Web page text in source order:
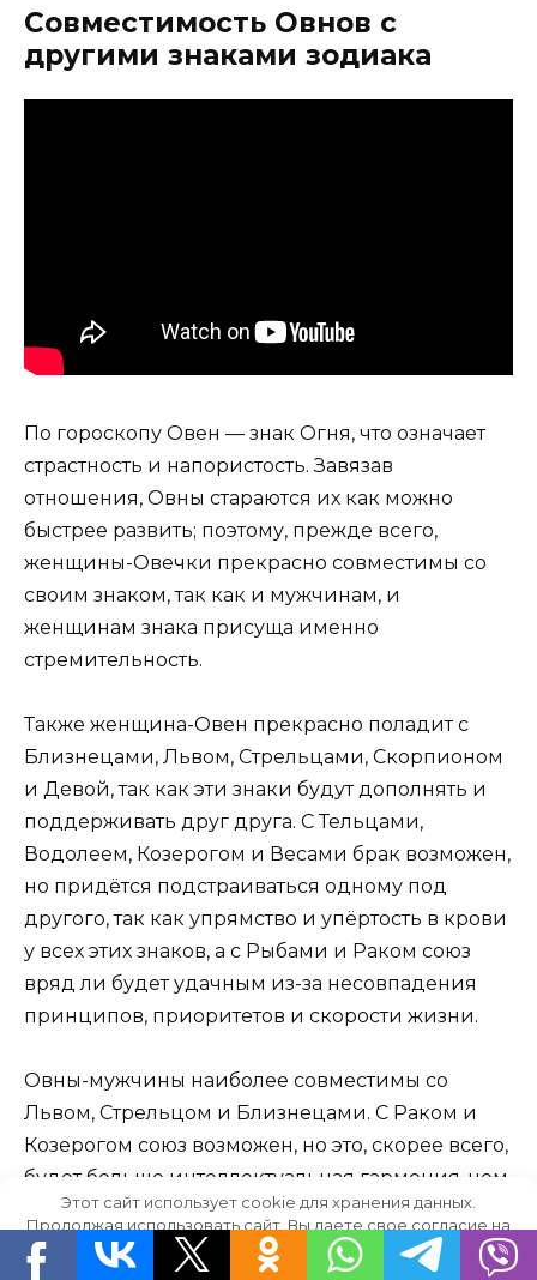
Совместимость Овнов с
другими знаками зодиака
По гороскопу Овен — знак Огня, что означает
страстность и напористость. Завязав
отношения, Овны стараются их как можно
быстрее развить; поэтому, прежде всего,
женщины-Овечки прекрасно совместимы со
своим знаком, так как и мужчинам, и
женщинам знака присуща именно
стремительность.
Также женщина-Овен прекрасно поладит с
Близнецами, Львом, Стрельцами, Скорпионом
и Девой, так как эти знаки будут дополнять и
поддерживать друг друга. С Тельцами,
Водолеем, Козерогом и Весами брак возможен,
но придётся подстраиваться одному под
другого, так как упрямство и упёртость в крови
у всех этих знаков, а с Рыбами и Раком союз
вряд ли будет удачным из-за несовпадения
принципов, приоритетов и скорости жизни.
Овны-мужчины наиболее совместимы со
Львом, Стрельцом и Близнецами. С Раком и
Козерогом союз возможен, но это, скорее всего,
будет больше интеллектуальная гармония, чем
душевная. С Рыбами, Скорпионом, Тельцом и
Весами брак будет неудачным, а разрыв —
болезненным. Со своим знаком у Овнов-
Этот сайт использует cookie для хранения данных.
Продолжая использовать сайт, Вы даете свое согласие на
работу с этими файлами.